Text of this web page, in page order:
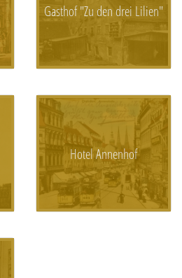
Gasthof "Zu den drei Lilien"
Hotel Annenhof